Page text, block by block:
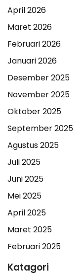
April 2026
Maret 2026
Februari 2026
Januari 2026
Desember 2025
November 2025
Oktober 2025
September 2025
Agustus 2025
Juli 2025
Juni 2025
Mei 2025
April 2025
Maret 2025
Februari 2025
Katagori